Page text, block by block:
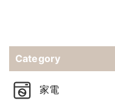
Category
家電